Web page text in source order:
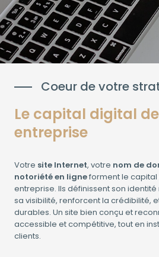
Coeur de votre
Le capital digital
entreprise
Votre site Internet, votre nom de
notoriété en ligneforment le
entreprise. Ils définissent son
sa visibilité, renforcent la crédibilité,
durables. Un site bien conçu et
accessible et compétitive, tout en
clients.